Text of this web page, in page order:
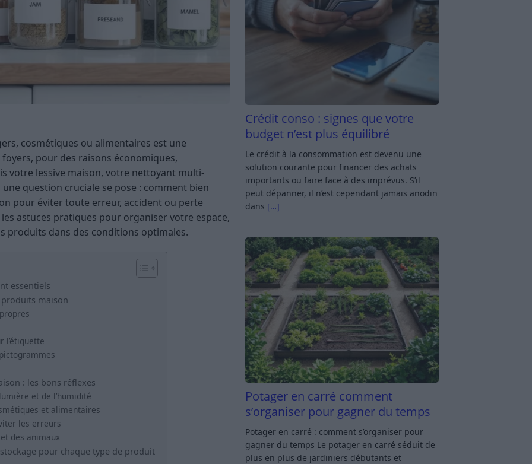
cosmétiques ou alimentaires est une
pour des raisons économiques,
votre lessive maison, votre nettoyant multi-
question cruciale se pose : comment bien
pour éviter toute erreur, accident ou perte
astuces pratiques pour organiser votre espace,
produits dans des conditions optimales.
essentiels
produits maison
l’étiquette
: les bons réflexes
et de l’humidité
et alimentaires
les erreurs
des animaux
pour chaque type de produit
Crédit conso : signes que votre
budget n’est plus équilibré
Le crédit à la consommation est devenu une
solution courante pour financer des achats
importants ou faire face à des imprévus. S’il
peut dépanner, il n’est cependant jamais anodin
dans […]
Potager en carré comment
s’organiser pour gagner du temps
Potager en carré : comment s’organiser pour
gagner du temps Le potager en carré séduit de
plus en plus de jardiniers débutants et